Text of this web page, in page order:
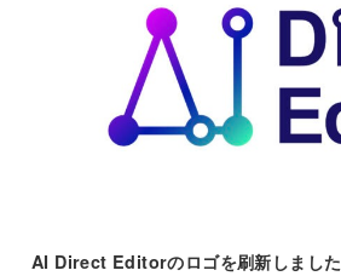
AI Direct Editorのロゴを刷新しました